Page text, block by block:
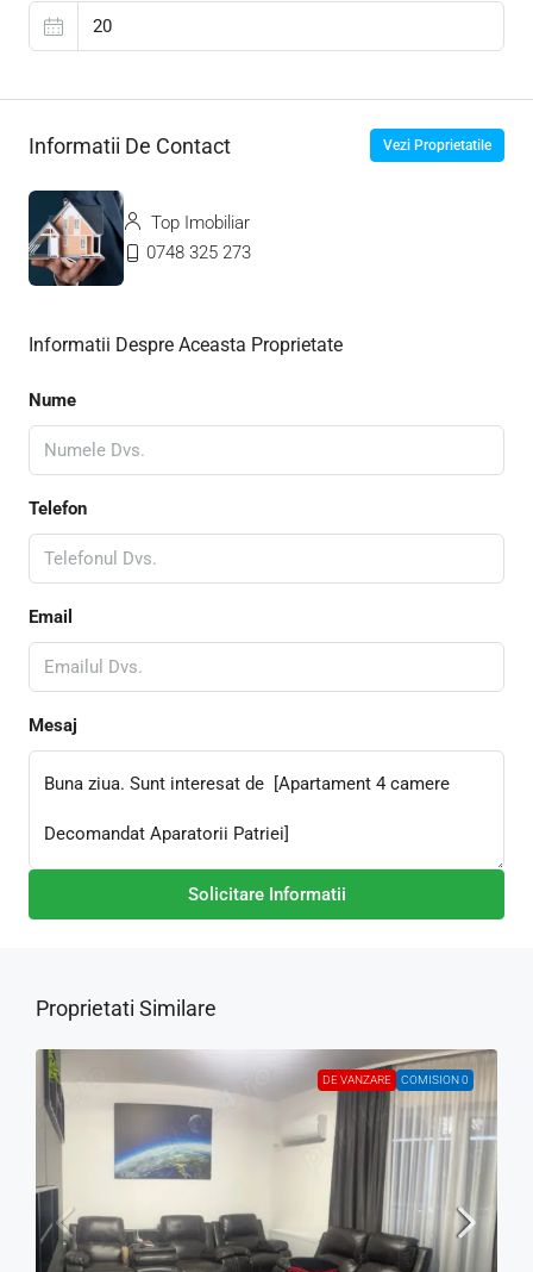
Informatii De Contact Vezi Proprietatile
Top Imobiliar
0748 325 273
Informatii Despre Aceasta Proprietate
Nume
Telefon
Email
Mesaj
Solicitare Informatii
Proprietati Similare
DE VANZARE COMISION 0